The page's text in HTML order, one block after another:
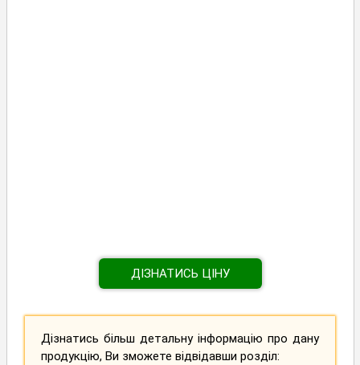
ДІЗНАТИСЬ ЦІНУ
Дізнатись більш детальну інформацію про дану
продукцію, Ви зможете відвідавши розділ: